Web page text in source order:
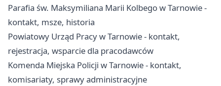
Parafia św. Maksymiliana Marii Kolbego w Tarnowie -
kontakt, msze, historia
Powiatowy Urząd Pracy w Tarnowie - kontakt,
rejestracja, wsparcie dla pracodawców
Komenda Miejska Policji w Tarnowie - kontakt,
komisariaty, sprawy administracyjne